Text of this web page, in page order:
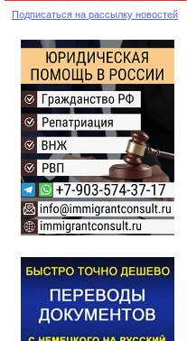
Подписаться на рассылку новостей